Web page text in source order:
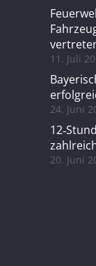
11. Juli
24. Juni
20. Juni